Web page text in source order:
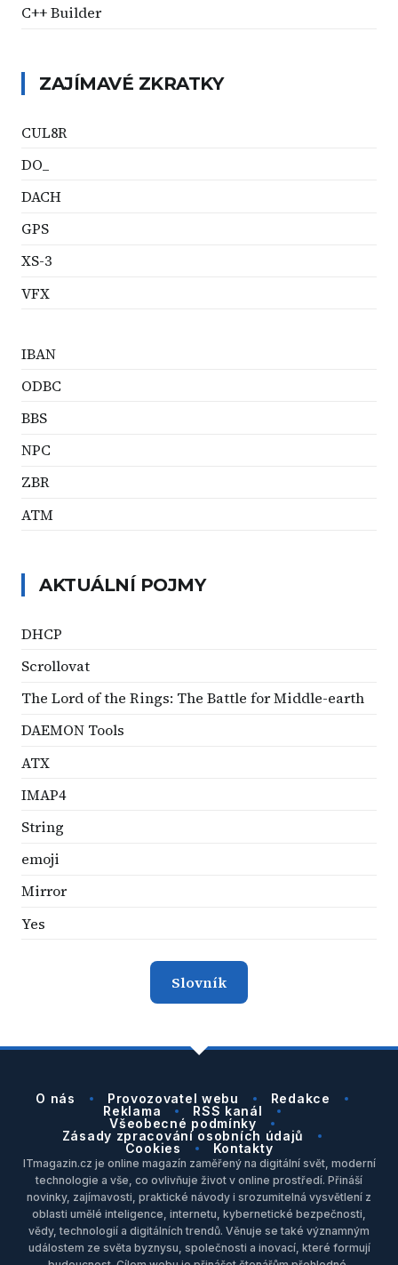
C++ Builder
ZAJÍMAVÉ ZKRATKY
CUL8R
DO_
DACH
GPS
XS-3
VFX
IBAN
ODBC
BBS
NPC
ZBR
ATM
AKTUÁLNÍ POJMY
DHCP
Scrollovat
The Lord of the Rings: The Battle for Middle-earth
DAEMON Tools
ATX
IMAP4
String
emoji
Mirror
Yes
Slovník
O nás Provozovatel webu
Redakce
Reklama
RSS kanál
Všeobecné podmínky
Zásady zpracování osobních údajů
Cookies
Kontakty
ITmagazin.cz je online magazín zaměřený na digitální svět, moderní
technologie a vše, co ovlivňuje život v online prostředí. Přináší
novinky, zajímavosti, praktické návody i srozumitelná vysvětlení z
oblasti umělé inteligence, internetu, kybernetické bezpečnosti,
vědy, technologií a digitálních trendů. Věnuje se také významným
událostem ze světa byznysu, společnosti a inovací, které formují